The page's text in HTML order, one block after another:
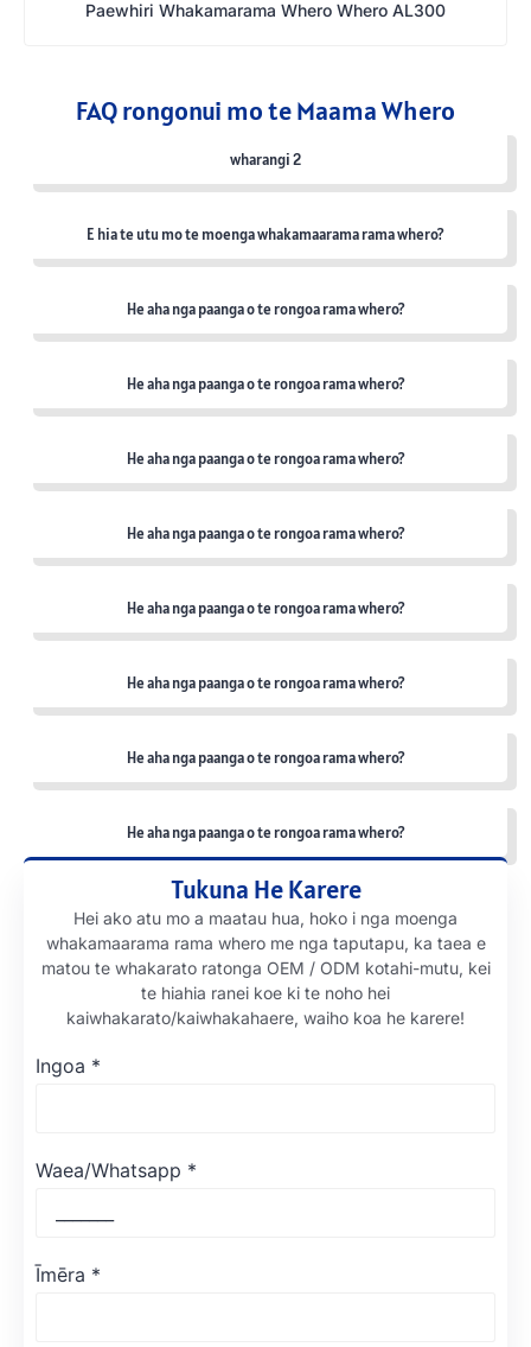
Paewhiri Whakamarama Whero Whero AL300
FAQ rongonui mo te Maama Whero
wharangi 2
E hia te utu mo te moenga whakamaarama rama whero?
He aha nga paanga o te rongoa rama whero?
He aha nga paanga o te rongoa rama whero?
He aha nga paanga o te rongoa rama whero?
He aha nga paanga o te rongoa rama whero?
He aha nga paanga o te rongoa rama whero?
He aha nga paanga o te rongoa rama whero?
He aha nga paanga o te rongoa rama whero?
He aha nga paanga o te rongoa rama whero?
Tukuna He Karere
Hei ako atu mo a maatau hua, hoko i nga moenga
whakamaarama rama whero me nga taputapu, ka taea e
matou te whakarato ratonga OEM / ODM kotahi-mutu, kei
te hiahia ranei koe ki te noho hei
kaiwhakarato/kaiwhakahaere, waiho koa he karere!
Ingoa *
Waea/Whatsapp *
Īmēra *